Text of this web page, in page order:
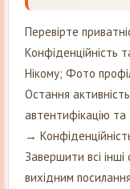
Перевірте
Нікому; Фото
Остання
автентифікацію
→
Завершити всі
вихідним